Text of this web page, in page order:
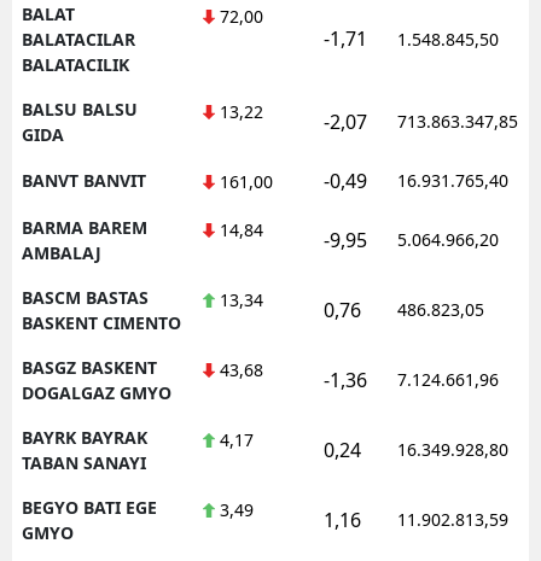
BALAT
BALATACILAR
BALATACILIK
72,00
-1,71 1.548.845,50
BALSU BALSU
GIDA
13,22 -2,07 713.863.347,85
BANVT BANVIT 161,00 -0,49 16.931.765,40
BARMA BAREM
AMBALAJ
14,84 -9,95 5.064.966,20
BASCM BASTAS
BASKENT CIMENTO
13,34 0,76 486.823,05
BASGZ BASKENT
DOGALGAZ GMYO
43,68 -1,36 7.124.661,96
BAYRK BAYRAK
TABAN SANAYI
4,17 0,24 16.349.928,80
BEGYO BATI EGE
GMYO
3,49 1,16 11.902.813,59